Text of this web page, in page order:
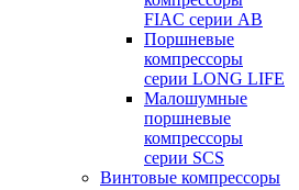
FIAC серии AB
Поршневые
компрессоры
серии LONG LIFE
Малошумные
поршневые
компрессоры
серии SCS
Винтовые компрессоры